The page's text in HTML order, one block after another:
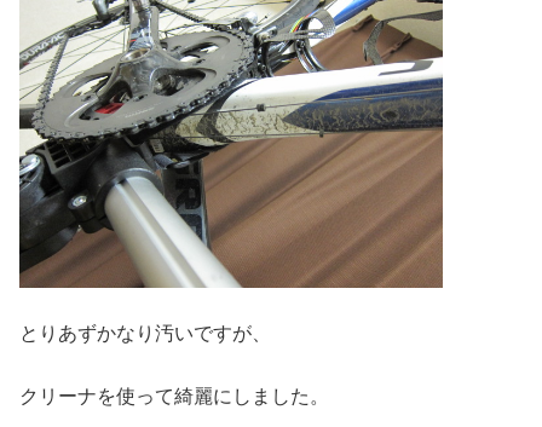
とりあずかなり汚いですが、
クリーナを使って綺麗にしました。